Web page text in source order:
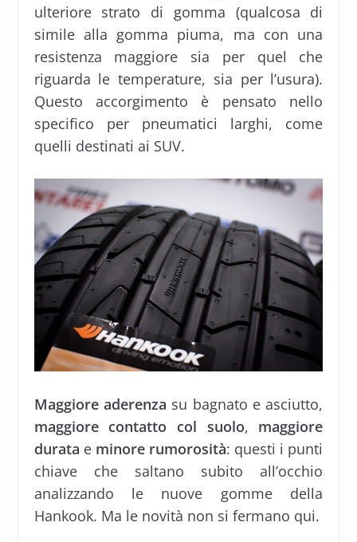
ulteriore strato di gomma (qualcosa di
simile alla gomma piuma, ma con una
resistenza maggiore sia per quel che
riguarda le temperature, sia per l’usura).
Questo accorgimento è pensato nello
specifico per pneumatici larghi, come
quelli destinati ai SUV.
Maggiore aderenza su bagnato e asciutto,
maggiore contatto col suolo, maggiore
durata e minore rumorosità: questi i punti
chiave che saltano subito all’occhio
analizzando le nuove gomme della
Hankook. Ma le novità non si fermano qui.